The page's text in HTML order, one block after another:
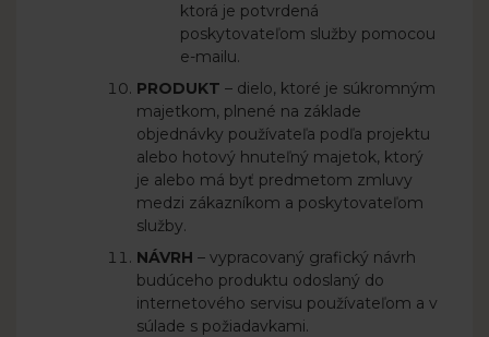
ktorá je potvrdená
poskytovateľom služby pomocou
e-mailu.
PRODUKT – dielo, ktoré je súkromným
majetkom, plnené na základe
objednávky používateľa podľa projektu
alebo hotový hnuteľný majetok, ktorý
je alebo má byť predmetom zmluvy
medzi zákazníkom a poskytovateľom
služby.
NÁVRH – vypracovaný grafický návrh
budúceho produktu odoslaný do
internetového servisu používateľom a v
súlade s požiadavkami.